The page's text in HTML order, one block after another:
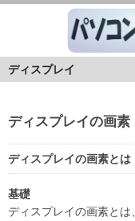
ディスプレイ
ディスプレイの画素
ディスプレイの画素とは
基礎
ディスプレイの画素と